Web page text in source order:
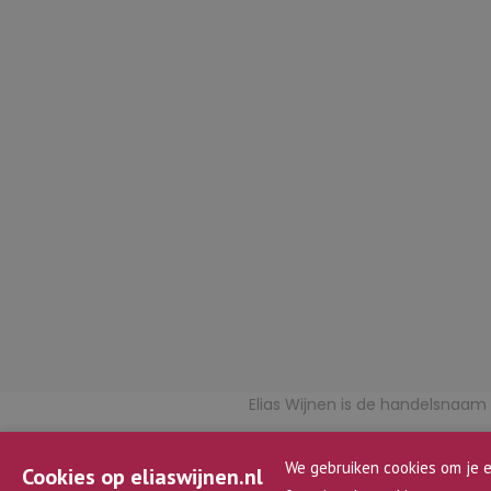
Elias Wijnen is de
Cookies op eliaswijnen.nl
We gebruiken cookies om